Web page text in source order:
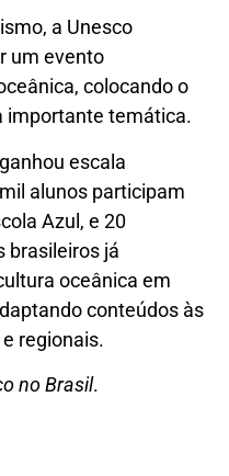
a Unesco
um evento
colocando o
importante temática.
escala
alunos participam
Azul, e 20
brasileiros já
oceânica em
conteúdos às
regionais.
no Brasil.